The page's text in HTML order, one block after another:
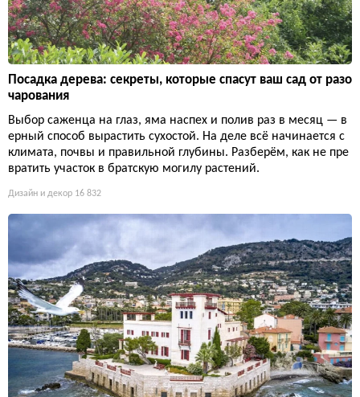
Посадка дерева: секреты, которые спасут ваш сад от разо
чарования
Выбор саженца на глаз, яма наспех и полив раз в месяц — в
ерный способ вырастить сухостой. На деле всё начинается с
климата, почвы и правильной глубины. Разберём, как не пре
вратить участок в братскую могилу растений.
Дизайн и декор 16 832